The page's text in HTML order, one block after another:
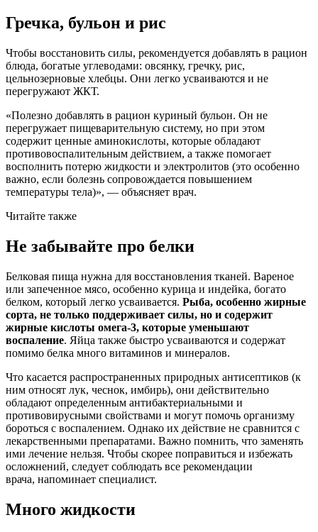
Гречка, бульон и рис
Чтобы восстановить силы, рекомендуется добавлять в рацион
блюда, богатые углеводами: овсянку, гречку, рис,
цельнозерновые хлебцы. Они легко усваиваются и не
перегружают ЖКТ.
«Полезно добавлять в рацион куриный бульон. Он не
перегружает пищеварительную систему, но при этом
содержит ценные аминокислоты, которые обладают
противовоспалительным действием, а также помогает
восполнить потерю жидкости и электролитов (это особенно
важно, если болезнь сопровождается повышением
температуры тела)», — объясняет врач.
Читайте также
Не забывайте про белки
Белковая пища нужна для восстановления тканей. Вареное
или запеченное мясо, особенно курица и индейка, богато
белком, который легко усваивается. Рыба, особенно жирные
сорта, не только поддерживает силы, но и содержит
жирные кислоты омега-3, которые уменьшают
воспаление. Яйца также быстро усваиваются и содержат
помимо белка много витаминов и минералов.
Что касается распространенных природных антисептиков (к
ним относят лук, чеснок, имбирь), они действительно
обладают определенным антибактериальными и
противовирусными свойствами и могут помочь организму
бороться с воспалением. Однако их действие не сравнится с
лекарственными препаратами. Важно помнить, что заменять
ими лечение нельзя. Чтобы скорее поправиться и избежать
осложнений, следует соблюдать все рекомендации
врача, напоминает специалист.
Много жидкости